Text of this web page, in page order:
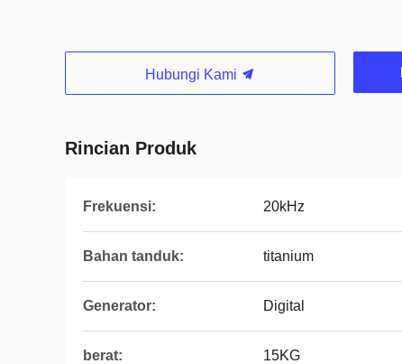
Hubungi Kami
Rincian Produk
Frekuensi: 20kHz
Bahan tanduk: titanium
Generator: Digital
berat: 15KG